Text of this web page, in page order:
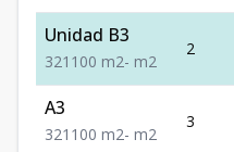
Unidad B3
321 100 m2- m2
2
A3
321 100 m2- m2
3